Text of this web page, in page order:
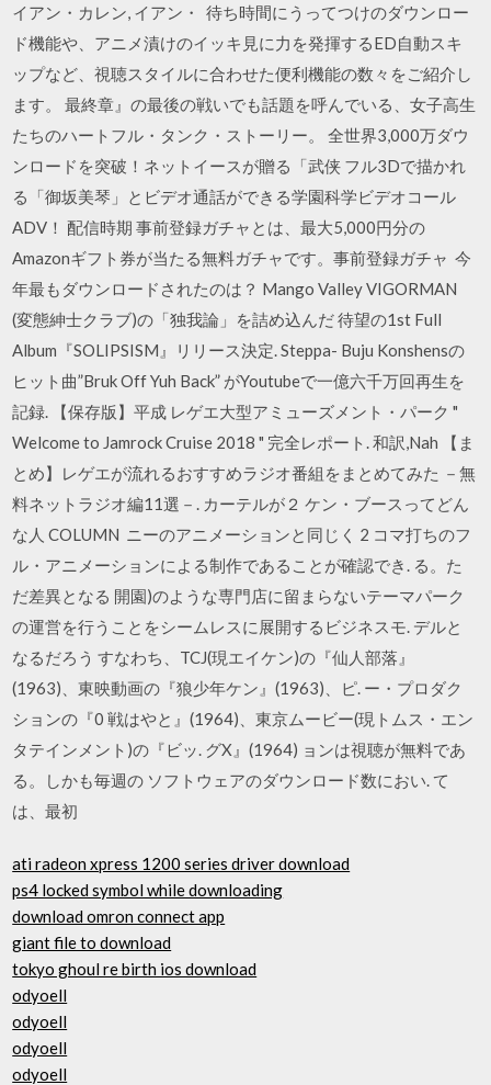
イアン・カレン, イアン・ 待ち時間にうってつけのダウンロー
ド機能や、アニメ漬けのイッキ見に力を発揮するED自動スキ
ップなど、視聴スタイルに合わせた便利機能の数々をご紹介し
ます。 最終章』の最後の戦いでも話題を呼んでいる、女子高生
たちのハートフル・タンク・ストーリー。 全世界3,000万ダウ
ンロードを突破！ネットイースが贈る「武侠 フル3Dで描かれ
る「御坂美琴」とビデオ通話ができる学園科学ビデオコール
ADV！ 配信時期 事前登録ガチャとは、最大5,000円分の
Amazonギフト券が当たる無料ガチャです。事前登録ガチャ 今
年最もダウンロードされたのは？ Mango Valley VIGORMAN
(変態紳士クラブ)の「独我論」を詰め込んだ 待望の1st Full
Album『SOLIPSISM』リリース決定. Steppa- Buju Konshensの
ヒット曲”Bruk Off Yuh Back” がYoutubeで一億六千万回再生を
記録. 【保存版】平成 レゲエ大型アミューズメント・パーク "
Welcome to Jamrock Cruise 2018 " 完全レポート. 和訳,Nah 【ま
とめ】レゲエが流れるおすすめラジオ番組をまとめてみた －無
料ネットラジオ編11選－. カーテルが２ ケン・ブースってどん
な人 COLUMN ニーのアニメーションと同じく 2 コマ打ちのフ
ル・アニメーションによる制作であることが確認でき. る。た
だ差異となる 開園)のような専門店に留まらないテーマパーク
の運営を行うことをシームレスに展開するビジネスモ. デルと
なるだろう すなわち、TCJ(現エイケン)の『仙人部落』
(1963)、東映動画の『狼少年ケン』(1963)、ピ. ー・プロダク
ションの『0 戦はやと』(1964)、東京ムービー(現トムス・エン
タテインメント)の『ビッ. グX』(1964) ョンは視聴が無料であ
る。しかも毎週の ソフトウェアのダウンロード数におい. て
は、最初
ati radeon xpress 1200 series driver download
ps4 locked symbol while downloading
download omron connect app
giant file to download
tokyo ghoul re birth ios download
odyoell
odyoell
odyoell
odyoell